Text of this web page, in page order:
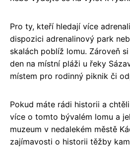
Pro ty, kteří hledají více
dispozici adrenalinový park
skalách poblíž lomu. Zároveň
den na místní pláži u řeky
místem pro rodinný piknik či
Pokud máte rádi historii a
více o tomto bývalém lomu a
muzeum v nedalekém městě
zajímavosti o historii těžby